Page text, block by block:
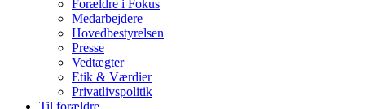
Forældre i Fokus
Medarbejdere
Hovedbestyrelsen
Presse
Vedtægter
Etik & Værdier
Privatlivspolitik
Til forældre